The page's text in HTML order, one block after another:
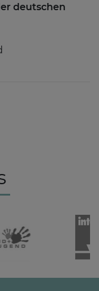
deutschen